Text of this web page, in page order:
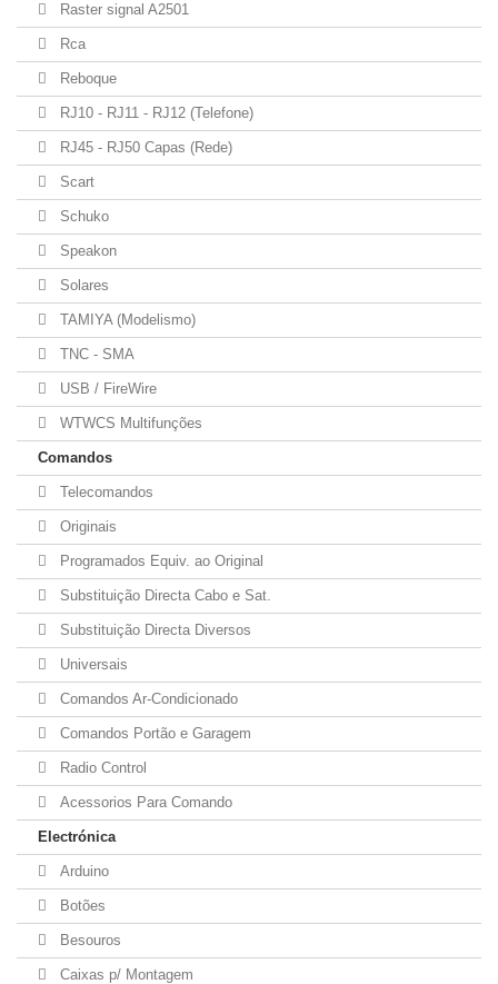
Raster signal A2501
Rca
Reboque
RJ10 - RJ11 - RJ12 (Telefone)
RJ45 - RJ50 Capas (Rede)
Scart
Schuko
Speakon
Solares
TAMIYA (Modelismo)
TNC - SMA
USB / FireWire
WTWCS Multifunções
Comandos
Telecomandos
Originais
Programados Equiv. ao Original
Substituição Directa Cabo e Sat.
Substituição Directa Diversos
Universais
Comandos Ar-Condicionado
Comandos Portão e Garagem
Radio Control
Acessorios Para Comando
Electrónica
Arduino
Botões
Besouros
Caixas p/ Montagem